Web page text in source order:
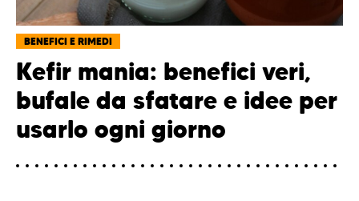
BENEFICI E RIMEDI
Kefir mania: benefici veri,
bufale da sfatare e idee per
usarlo ogni giorno